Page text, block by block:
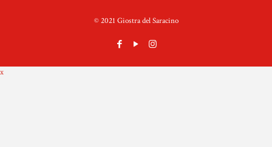
© 2021 Giostra del Saracino
x